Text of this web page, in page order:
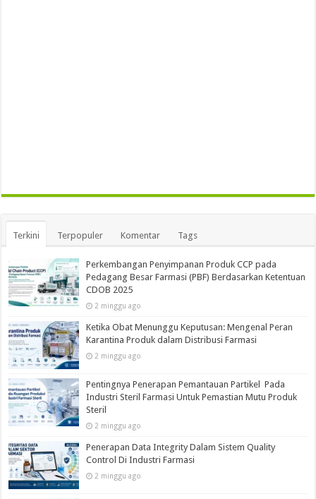
Terkini Terpopuler Komentar Tags
Perkembangan Penyimpanan Produk CCP pada
Pedagang Besar Farmasi (PBF) Berdasarkan Ketentuan
CDOB 2025
2 minggu ago
Ketika Obat Menunggu Keputusan: Mengenal Peran
Karantina Produk dalam Distribusi Farmasi
2 minggu ago
Pentingnya Penerapan Pemantauan Partikel Pada
Industri Steril Farmasi Untuk Pemastian Mutu Produk
Steril
2 minggu ago
Penerapan Data Integrity Dalam Sistem Quality
Control Di Industri Farmasi
2 minggu ago